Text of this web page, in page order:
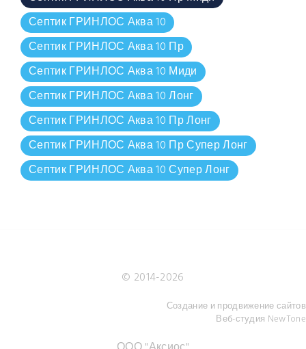
Септик ГРИНЛОС Аква 10
Септик ГРИНЛОС Аква 10 Пр
Септик ГРИНЛОС Аква 10 Миди
Септик ГРИНЛОС Аква 10 Лонг
Септик ГРИНЛОС Аква 10 Пр Лонг
Септик ГРИНЛОС Аква 10 Пр Супер Лонг
Септик ГРИНЛОС Аква 10 Супер Лонг
© 2014-2026
Создание и продвижение сайтов
Веб-студия NewTone